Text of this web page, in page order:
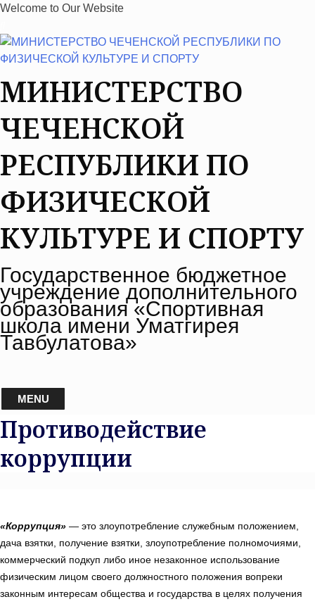
S
i
p
o
t
e
n
Welcome to Our Website
МИНИСТЕРСТВО
ЧЕЧЕНСКОЙ
РЕСПУБЛИКИ ПО
ФИЗИЧЕСКОЙ
КУЛЬТУРЕ И СПОРТУ
Государственное бюджетное
учреждение дополнительного
образования «Спортивная
школа имени Уматгирея
Тавбулатова»
MENU
Противодействие
коррупции
«Коррупция» — это злоупотребление служебным положением,
дача взятки, получение взятки, злоупотребление полномочиями,
коммерческий подкуп либо иное незаконное использование
физическим лицом своего должностного положения вопреки
законным интересам общества и государства в целях получения